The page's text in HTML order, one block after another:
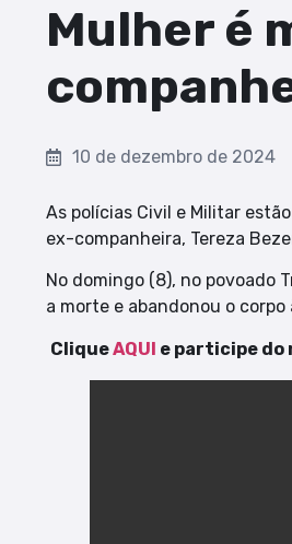
Mulher é
10 de dezembro de 2024
As polícias Civil e Militar
ex-companheira, Tereza
No domingo (8), no povoado
a morte e abandonou o
CliqueAQUI e participe do